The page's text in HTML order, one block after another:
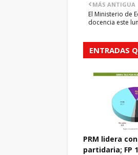
MÁS ANTIGUA
El Ministerio de
docencia este
ENTRADAS
PRM lidera
partidaria; FP